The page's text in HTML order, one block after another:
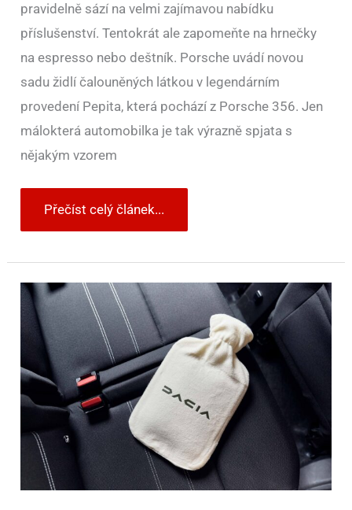
pravidelně sází na velmi zajímavou nabídku
příslušenství. Tentokrát ale zapomeňte na hrnečky
na espresso nebo deštník. Porsche uvádí novou
sadu židlí čalouněných látkou v legendárním
provedení Pepita, která pochází z Porsche 356. Jen
málokterá automobilka je tak výrazně spjata s
nějakým vzorem
Přečíst celý článek...
Dacia
si
vystřelila
z
předplatného
vyhřívání
sedadel.
Do
aut
nabídne
termolahve
na
teplou
vodu